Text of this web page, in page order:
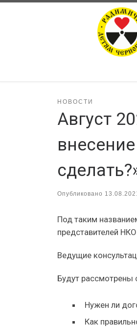
НОВОСТИ
Август
Опубликовано 13.08.2021
Под таким
представителей
Ведущие
Будут
Нужен ли
Как